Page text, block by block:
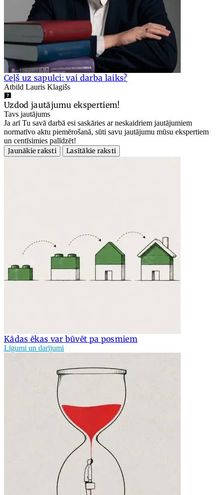
Ceļš uz sapulci: vai darba laiks?
Atbild Lauris Klagišs
Uzdod jautājumu ekspertiem!
Tavs jautājums
Ja arī Tu savā darbā esi saskāries ar neskaidriem jautājumiem
normatīvo aktu piemērošanā, sūti savu jautājumu mūsu ekspertiem
un centīsimies palīdzēt!
Jaunākie raksti
Lasītākie raksti
Kādas ēkas var būvēt pa posmiem
Līgumi un darījumi